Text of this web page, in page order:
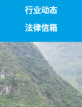
行业动态
法律信箱